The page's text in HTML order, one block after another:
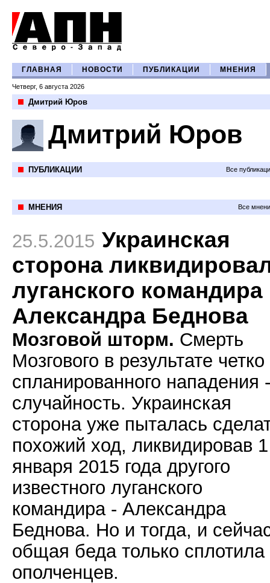
ГЛАВНАЯ НОВОСТИ ПУБЛИКАЦИИ МНЕНИЯ
Четверг, 6 августа 2026
Дмитрий Юров
Дмитрий Юров
ПУБЛИКАЦИИ Все
МНЕНИЯ Все
25.5.2015 Украинская
сторона
луганского командира
Александра Беднова
Мозговой шторм. Смерть
Мозгового в результате четко
спланированного нападения
случайность. Украинская
сторона уже пыталась
похожий ход, ликвидировав 1
января 2015 года другого
известного луганского
командира - Александра
Беднова. Но и тогда, и
общая беда только сплотила
ополченцев.